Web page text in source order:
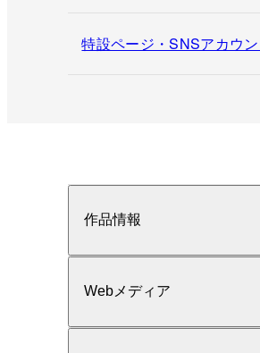
特設ページ・SNSアカウ
作品情報
Webメディア